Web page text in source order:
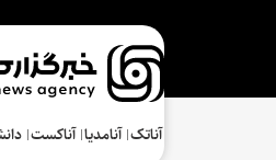
آناتک آنامدیا آناکست